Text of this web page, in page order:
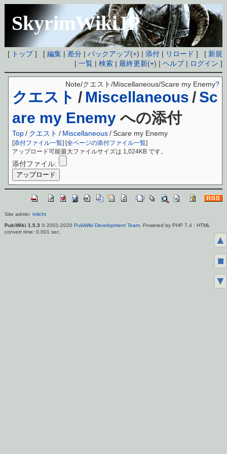
SkyrimWikiJP
[ トップ] [編集 | 差分 |バックアップ(+) |添付 | リロード ] [ 新規
|一覧 |検索 |最終更新(+) |ヘルプ| ログイン ]
クエスト / Miscellaneous / Sc
are my Enemy への添付
Note/クエスト/Miscellaneous/Scare my Enemy?
Top / クエスト / Miscellaneous/ Scare my Enemy
[添付ファイル一覧] [全ページの添付ファイル一覧]
アップロード可能最大ファイルサイズは 1,024KB です。
添付ファイル:
Site admin: Irrlicht
PukiWiki 1.5.3 © 2001-2020 PukiWiki Development Team. Powered by PHP 7.4 : HTML
convert time: 0.001 sec.
▲
■
▼